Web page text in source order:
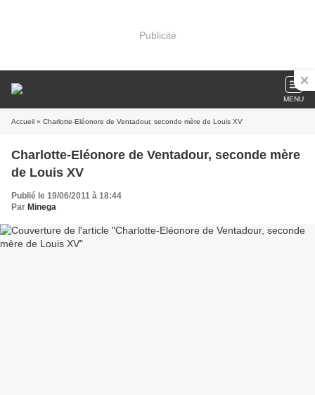
Publicité
MENU
Accueil » Charlotte-Eléonore de Ventadour, seconde mère de Louis XV
Charlotte-Eléonore de Ventadour, seconde mère
de Louis XV
Publié le 19/06/2011 à 18:44
Par Minega